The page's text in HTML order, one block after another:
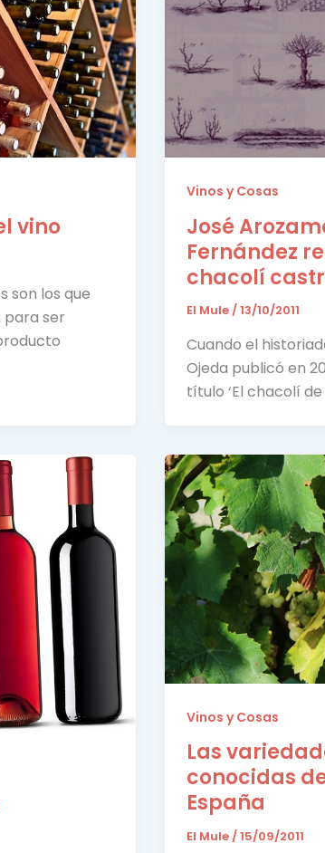
vino
son los que
para ser
Vinos y Cosas
José
Fernández
chacolí
El Mule/13/10/2011
Cuando el
Ojeda publicó en
título ‘El chacolí
Vinos y Cosas
Las
conocidas
España
El Mule /15/09/2011